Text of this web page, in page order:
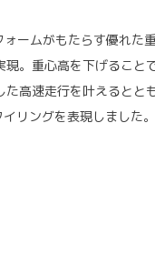
ームがもたらす優れた
現。重心高を下げること
た高速走行を叶えるとと
リングを表現しました。